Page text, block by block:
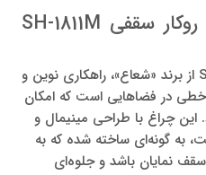
مشخصات چراغ خطی روکار سقفی SH-1811M
روکار سقفی SH-1811M از برند «شعاع»، راهکاری نوین و
خطی در فضاهایی است که امکان
چراغ با طراحی مینیمال و
به گونه‌ای ساخته شده که به
سقف نمایان باشد و جلوه‌ای